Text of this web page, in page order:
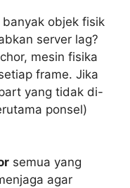
objek fisik
server lag?
mesin fisika
frame. Jika
yang tidak di-
ponsel)
semua yang
agar